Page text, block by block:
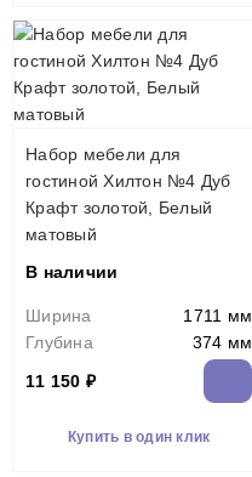
Набор мебели для
гостиной Хилтон №4 Дуб
Крафт золотой, Белый
матовый
В наличии
Ширина
1711 мм
Глубина
374 мм
11 150 ₽
Купить в один клик